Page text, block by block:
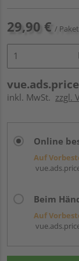
29,90 € /
inkl. MwSt. zzgl.
Online
Auf
Beim
Auf